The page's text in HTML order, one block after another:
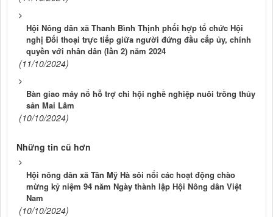
Hội Nông dân xã Thanh Bình Thịnh phối hợp tổ chức Hội
nghị Đối thoại trực tiếp giữa người đứng đầu cấp ủy, chính
quyền với nhân dân (lần 2) năm 2024
(11/10/2024)
Bàn giao máy nổ hỗ trợ chi hội nghề nghiệp nuôi trồng thủy
sản Mai Lâm
(10/10/2024)
Những tin cũ hơn
Hội nông dân xã Tân Mỹ Hà sôi nổi các hoạt động chào
mừng kỷ niệm 94 năm Ngày thành lập Hội Nông dân Việt
Nam
(10/10/2024)